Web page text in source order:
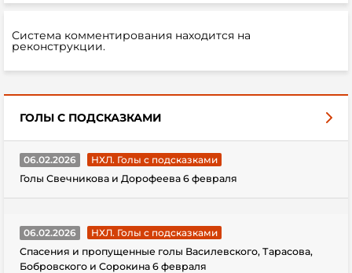
Система комментирования находится на
реконструкции.
ГОЛЫ С ПОДСКАЗКАМИ
06.02.2026
НХЛ. Голы с подсказками
Голы Свечникова и Дорофеева 6 февраля
06.02.2026
НХЛ. Голы с подсказками
Спасения и пропущенные голы Василевского, Тарасова,
Бобровского и Сорокина 6 февраля